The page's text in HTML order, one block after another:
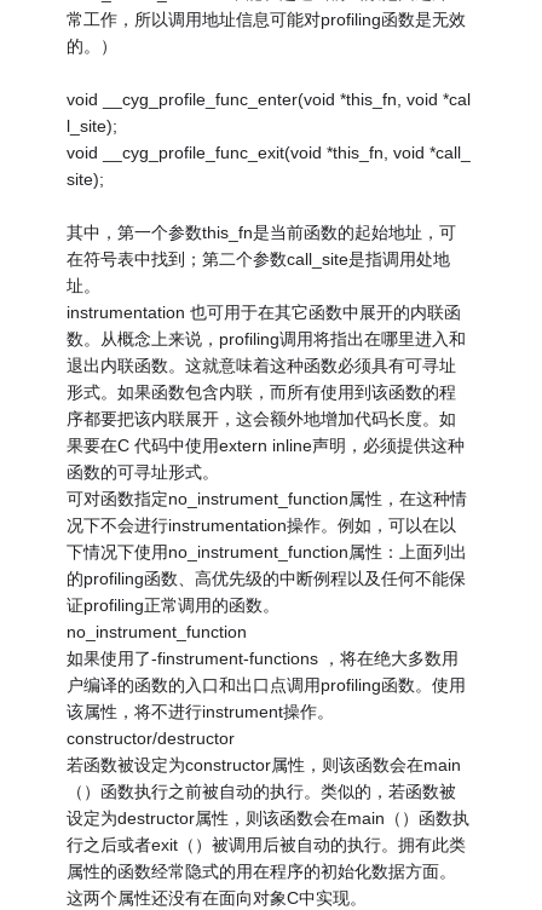
常工作，所以调用地址信息可能对profiling函数是无效
的。）
void __cyg_profile_func_enter(void *this_fn, void *cal
l_site);
void __cyg_profile_func_exit(void *this_fn, void *call_
site);
其中，第一个参数this_fn是当前函数的起始地址，可
在符号表中找到；第二个参数call_site是指调用处地
址。
instrumentation 也可用于在其它函数中展开的内联函
数。从概念上来说，profiling调用将指出在哪里进入和
退出内联函数。这就意味着这种函数必须具有可寻址
形式。如果函数包含内联，而所有使用到该函数的程
序都要把该内联展开，这会额外地增加代码长度。如
果要在C 代码中使用extern inline声明，必须提供这种
函数的可寻址形式。
可对函数指定no_instrument_function属性，在这种情
况下不会进行instrumentation操作。例如，可以在以
下情况下使用no_instrument_function属性：上面列出
的profiling函数、高优先级的中断例程以及任何不能保
证profiling正常调用的函数。
no_instrument_function
如果使用了-finstrument-functions ，将在绝大多数用
户编译的函数的入口和出口点调用profiling函数。使用
该属性，将不进行instrument操作。
constructor/destructor
若函数被设定为constructor属性，则该函数会在main
（）函数执行之前被自动的执行。类似的，若函数被
设定为destructor属性，则该函数会在main（）函数执
行之后或者exit（）被调用后被自动的执行。拥有此类
属性的函数经常隐式的用在程序的初始化数据方面。
这两个属性还没有在面向对象C中实现。